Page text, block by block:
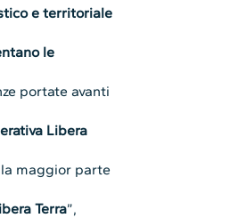
e territoriale
le
portate avanti
Libera
maggior parte
Terra”,